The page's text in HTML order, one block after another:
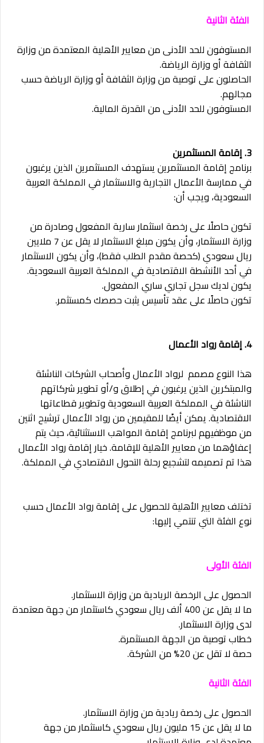
الفئة الثانية
المستوفون للحد الأدنى من معايير الأهلية المعتمدة من وزارة
الثقافة أو وزارة الرياضة.
الحاصلون على توصية من وزارة الثقافة أو وزارة الرياضة حسب
مجالهم.
المستوفون للحد الأدنى من القدرة المالية.
3. إقامة المستثمرين
برنامج إقامة المستثمرين يستهدف المستثمرين الذين يرغبون
في ممارسة الأعمال التجارية والاستثمار في المملكة العربية
السعودية، ويجب أن:
تكون حاصلًا على رخصة استثمار سارية المفعول وصادرة من
وزارة الاستثمار، وأن يكون مبلغ الاستثمار لا يقل عن 7 ملايين
ريال سعودي (كحصة مقدم الطلب فقط)، وأن يكون الاستثمار
في أحد الأنشطة الاقتصادية في المملكة العربية السعودية.
يكون لديك سجل تجاري ساري المفعول.
تكون حاصلًا على عقد تأسيس يثبت حصصك كمستثمر.
4. إقامة رواد الأعمال
هذا النوع مصمم لرواد الأعمال وأصحاب الشركات الناشئة
والمبتكرين الذين يرغبون في إطلاق و/أو تطوير شركاتهم
الناشئة في المملكة العربية السعودية وتطوير قطاعاتها
الاقتصادية. يمكن أيضًا للمقيمين من رواد الأعمال ترشيح اثنين
من موظفيهم لبرنامج إقامة المواهب الاستثنائية، حيث يتم
إعفاؤهما من معايير الأهلية للإقامة. خيار إقامة رواد الأعمال
هذا تم تصميمه لتشجيع رحلة التحول الاقتصادي في المملكة.
تختلف معايير الأهلية للحصول على إقامة رواد الأعمال حسب
نوع الفئة التي تنتمي إليها:
الفئة الأولى
الحصول على الرخصة الريادية من وزارة الاستثمار.
ما لا يقل عن 400 ألف ريال سعودي كاستثمار من جهة معتمدة
لدى وزارة الاستثمار.
خطاب توصية من الجهة المستثمرة.
حصة لا تقل عن 20% من الشركة.
الفئة الثانية
الحصول على رخصة ريادية من وزارة الاستثمار.
ما لا يقل عن 15 مليون ريال سعودي كاستثمار من جهة